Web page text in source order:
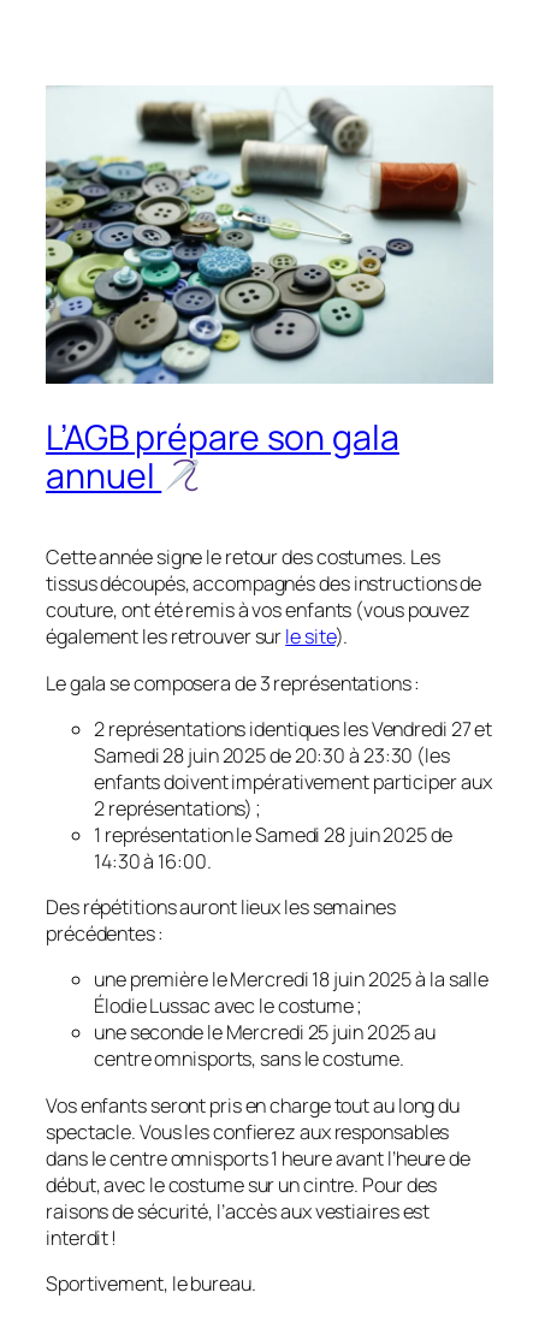
L’AGB prépare son gala
annuel
Cette année signe le retour des costumes. Les
tissus découpés, accompagnés des instructions de
couture, ont été remis à vos enfants (vous pouvez
également les retrouver surle site).
Le gala se composera de 3 représentations :
2 représentations identiques les Vendredi 27 et
Samedi 28 juin 2025 de 20:30 à 23:30 (les
enfants doivent impérativement participer aux
2 représentations) ;
1 représentation le Samedi 28 juin 2025 de
14:30 à 16:00.
Des répétitions auront lieux les semaines
précédentes :
une première le Mercredi 18 juin 2025 à la salle
Élodie Lussac avec le costume ;
une seconde le Mercredi 25 juin 2025 au
centre omnisports, sans le costume.
Vos enfants seront pris en charge tout au long du
spectacle. Vous les confierez aux responsables
dans le centre omnisports 1 heure avant l’heure de
début, avec le costume sur un cintre. Pour des
raisons de sécurité, l’accès aux vestiaires est
interdit !
Sportivement, le bureau.